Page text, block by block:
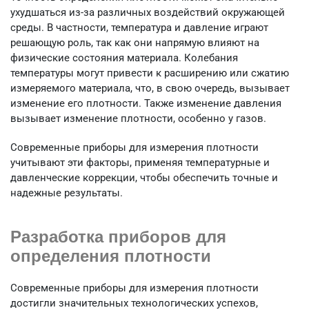
ухудшаться из-за различных воздействий окружающей
среды. В частности, температура и давление играют
решающую роль, так как они напрямую влияют на
физические состояния материала. Колебания
температуры могут привести к расширению или сжатию
измеряемого материала, что, в свою очередь, вызывает
изменение его плотности. Также изменение давления
вызывает изменение плотности, особенно у газов.
Современные приборы для измерения плотности
учитывают эти факторы, применяя температурные и
давленческие коррекции, чтобы обеспечить точные и
надежные результаты.
Разработка приборов для
определения плотности
Современные приборы для измерения плотности
достигли значительных технологических успехов,